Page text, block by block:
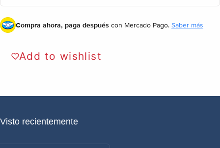
Compra ahora, paga después con Mercado Pago. Saber más
Add to wishlist
Visto recientemente